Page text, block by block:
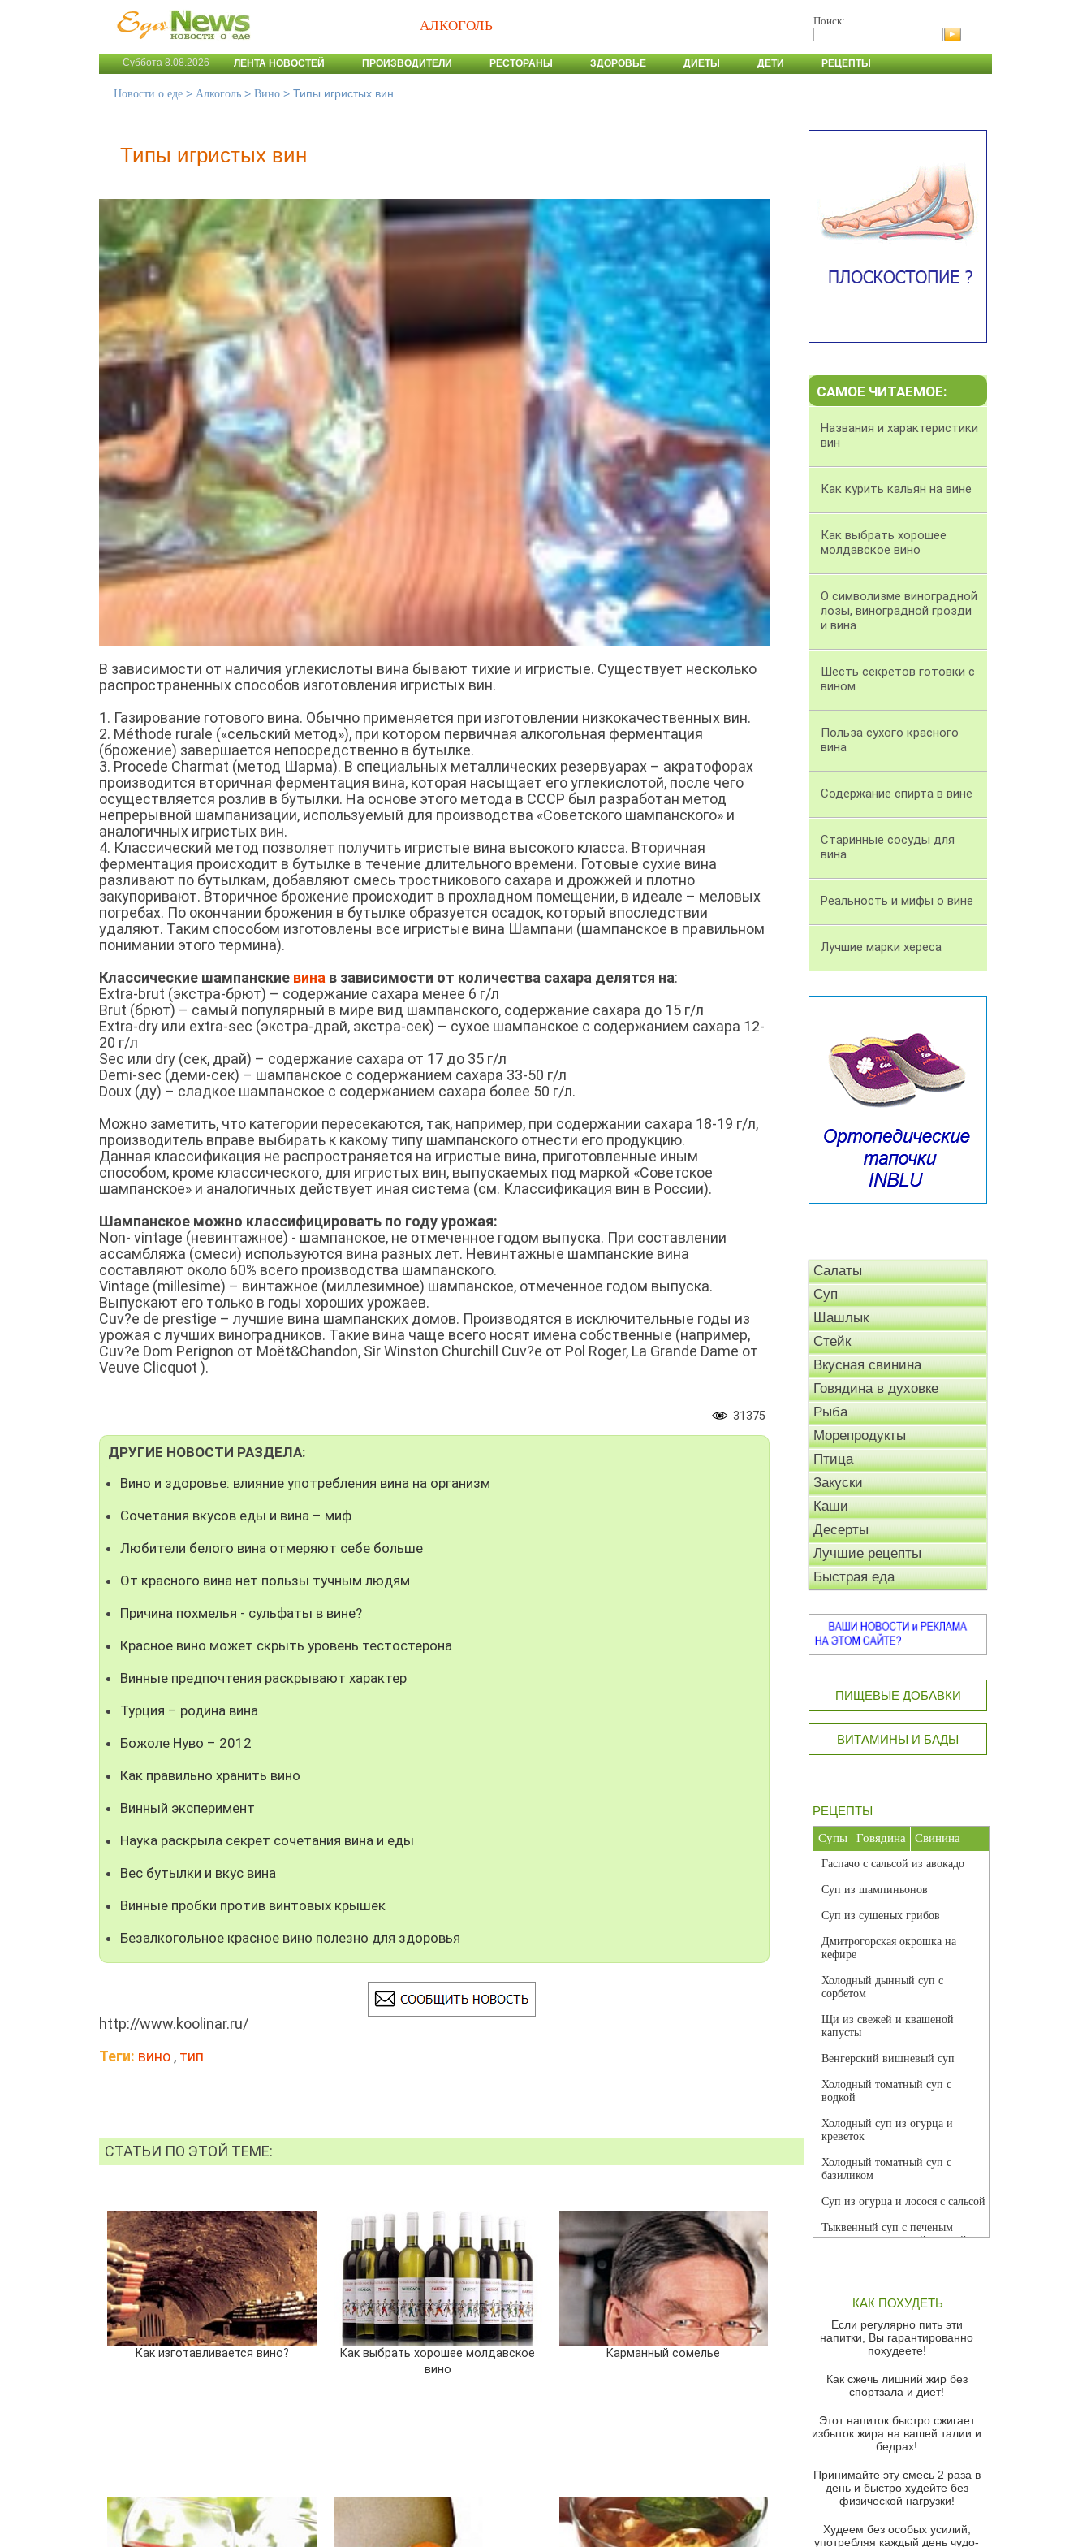
АЛКОГОЛЬ Поиск:
Суббота 8.08.2026 ЛЕНТА НОВОСТЕЙ ПРОИЗВОДИТЕЛИ РЕСТОРАНЫ ЗДОРОВЬЕ ДИЕТЫ ДЕТИ РЕЦЕПТЫ
Новости о еде > Алкоголь > Вино > Типы игристых вин
Типы игристых вин
В зависимости от наличия углекислоты вина бывают тихие и игристые. Существует несколько
распространенных способов изготовления игристых вин.
1. Газирование готового вина. Обычно применяется при изготовлении низкокачественных вин.
2. Méthode rurale («сельский метод»), при котором первичная алкогольная ферментация
(брожение) завершается непосредственно в бутылке.
3. Procede Charmat (метод Шарма). В специальных металлических резервуарах – акратофорах
производится вторичная ферментация вина, которая насыщает его углекислотой, после чего
осуществляется розлив в бутылки. На основе этого метода в СССР был разработан метод
непрерывной шампанизации, используемый для производства «Советского шампанского» и
аналогичных игристых вин.
4. Классический метод позволяет получить игристые вина высокого класса. Вторичная
ферментация происходит в бутылке в течение длительного времени. Готовые сухие вина
разливают по бутылкам, добавляют смесь тростникового сахара и дрожжей и плотно
закупоривают. Вторичное брожение происходит в прохладном помещении, в идеале – меловых
погребах. По окончании брожения в бутылке образуется осадок, который впоследствии
удаляют. Таким способом изготовлены все игристые вина Шампани (шампанское в правильном
понимании этого термина).
Классические шампанские вина в зависимости от количества сахара делятся на:
Extra-brut (экстра-брют) – содержание сахара менее 6 г/л
Brut (брют) – самый популярный в мире вид шампанского, содержание сахара до 15 г/л
Extra-dry или extra-sec (экстра-драй, экстра-сек) – сухое шампанское с содержанием сахара 12-
20 г/л
Sec или dry (сек, драй) – содержание сахара от 17 до 35 г/л
Demi-sec (деми-сек) – шампанское с содержанием сахара 33-50 г/л
Doux (ду) – сладкое шампанское с содержанием сахара более 50 г/л.
Можно заметить, что категории пересекаются, так, например, при содержании сахара 18-19 г/л,
производитель вправе выбирать к какому типу шампанского отнести его продукцию.
Данная классификация не распространяется на игристые вина, приготовленные иным
способом, кроме классического, для игристых вин, выпускаемых под маркой «Советское
шампанское» и аналогичных действует иная система (см. Классификация вин в России).
Шампанское можно классифицировать по году урожая:
Non- vintage (невинтажное) - шампанское, не отмеченное годом выпуска. При составлении
ассамбляжа (смеси) используются вина разных лет. Невинтажные шампанские вина
составляют около 60% всего производства шампанского.
Vintage (millesime) – винтажное (миллезимное) шампанское, отмеченное годом выпуска.
Выпускают его только в годы хороших урожаев.
Cuv?e de prestige – лучшие вина шампанских домов. Производятся в исключительные годы из
урожая с лучших виноградников. Такие вина чаще всего носят имена собственные (например,
Cuv?e Dom Perignon от Moёt&Chandon, Sir Winston Churchill Cuv?e от Pol Roger, La Grande Dame от
Veuve Clicquot ).
31375
ДРУГИЕ НОВОСТИ РАЗДЕЛА:
Вино и здоровье: влияние употребления вина на организм
Сочетания вкусов еды и вина – миф
Любители белого вина отмеряют себе больше
От красного вина нет пользы тучным людям
Причина похмелья - сульфаты в вине?
Красное вино может скрыть уровень тестостерона
Винные предпочтения раскрывают характер
Турция – родина вина
Божоле Нуво – 2012
Как правильно хранить вино
Винный эксперимент
Наука раскрыла секрет сочетания вина и еды
Вес бутылки и вкус вина
Винные пробки против винтовых крышек
Безалкогольное красное вино полезно для здоровья
http://www.koolinar.ru/
Теги: вино , тип
СТАТЬИ ПО ЭТОЙ ТЕМЕ:
Как изготавливается вино?
Как выбрать хорошее молдавское
вино
Карманный сомелье
САМОЕ ЧИТАЕМОЕ:
Названия и характеристики
вин
Как курить кальян на вине
Как выбрать хорошее
молдавское вино
О символизме виноградной
лозы, виноградной грозди
и вина
Шесть секретов готовки с
вином
Польза сухого красного
вина
Содержание спирта в вине
Старинные сосуды для
вина
Реальность и мифы о вине
Лучшие марки хереса
Салаты
Суп
Шашлык
Стейк
Вкусная свинина
Говядина в духовке
Рыба
Морепродукты
Птица
Закуски
Каши
Десерты
Лучшие рецепты
Быстрая еда
ПИЩЕВЫЕ ДОБАВКИ
ВИТАМИНЫ И БАДЫ
РЕЦЕПТЫ
Супы Говядина Свинина
Гаспачо с сальсой из авокадо
Суп из шампиньонов
Суп из сушеных грибов
Дмитрогорская окрошка на
кефире
Холодный дынный суп с
сорбетом
Щи из свежей и квашеной
капусты
Венгерский вишневый суп
Холодный томатный суп с
водкой
Холодный суп из огурца и
креветок
Холодный томатный суп с
базиликом
Суп из огурца и лосося с сальсой
Тыквенный суп с печеным
чесноком и томатной сальсой
красного перца
Парижский луковый суп
Суп из спаржи и горошка с
Суп-крем из цветной капусты
Французский луковый суп
Суп из баклажанов с моцареллой
Грибной крем-суп с кростини с
козьим сыром
Суп мисо с зеленым луком и
тофу
КАК ПОХУДЕТЬ
Если регулярно пить эти
напитки, Вы гарантированно
похудеете!
Как сжечь лишний жир без
спортзала и диет!
Этот напиток быстро сжигает
избыток жира на вашей талии и
бедрах!
Принимайте эту смесь 2 раза в
день и быстро худейте без
физической нагрузки!
Худеем без особых усилий,
употребляя каждый день чудо-